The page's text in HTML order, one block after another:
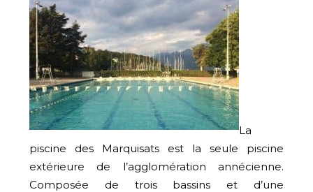
La
piscine des Marquisats est la seule piscine
extérieure de l’agglomération annécienne.
Composée de trois bassins et d’une